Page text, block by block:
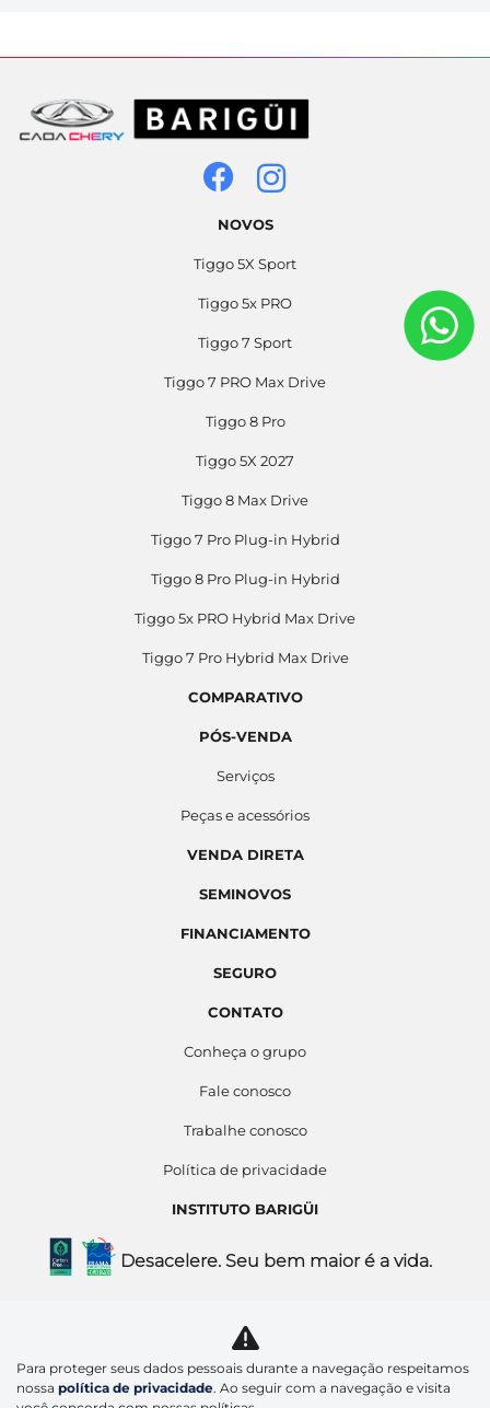
NOVOS
Tiggo 5X Sport
Tiggo 5x PRO
Tiggo 7 Sport
Tiggo 7 PRO Max Drive
Tiggo 8 Pro
Tiggo 5X 2027
Tiggo 8 Max Drive
Tiggo 7 Pro Plug-in Hybrid
Tiggo 8 Pro Plug-in Hybrid
Tiggo 5x PRO Hybrid Max Drive
Tiggo 7 Pro Hybrid Max Drive
COMPARATIVO
PÓS-VENDA
Serviços
Peças e acessórios
VENDA DIRETA
SEMINOVOS
FINANCIAMENTO
SEGURO
CONTATO
Conheça o grupo
Fale conosco
Trabalhe conosco
Política de privacidade
INSTITUTO BARIGÜI
Desacelere. Seu bem maior é a vida.
Barigui Asia Comercio de Veiculos Ltda
12.348.206/0007-81
Para proteger seus dados pessoais durante a navegação respeitamos
nossa política de privacidade. Ao seguir com a navegação e visita